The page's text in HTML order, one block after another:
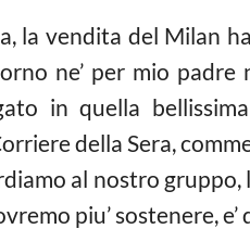
la vendita del Milan
ne’ per mio
in quella
della Sera,
al nostro
piu’ sostenere, e’